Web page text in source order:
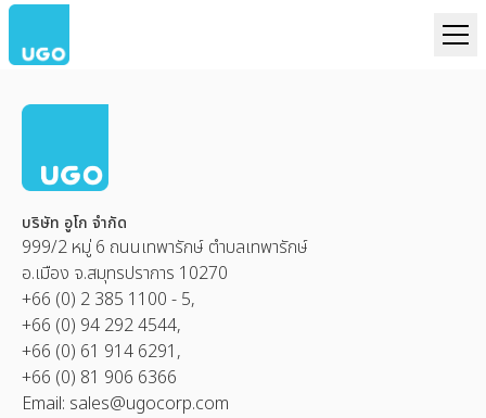
บริษัท อูโก จำกัด
999/2 หมู่ 6 ถนนเทพารักษ์ ตำบลเทพารักษ์
อ.เมือง จ.สมุทรปราการ 10270
+66 (0) 2 385 1100 - 5,
+66 (0) 94 292 4544,
+66 (0) 61 914 6291,
+66 (0) 81 906 6366
Email: sales@ugocorp.com